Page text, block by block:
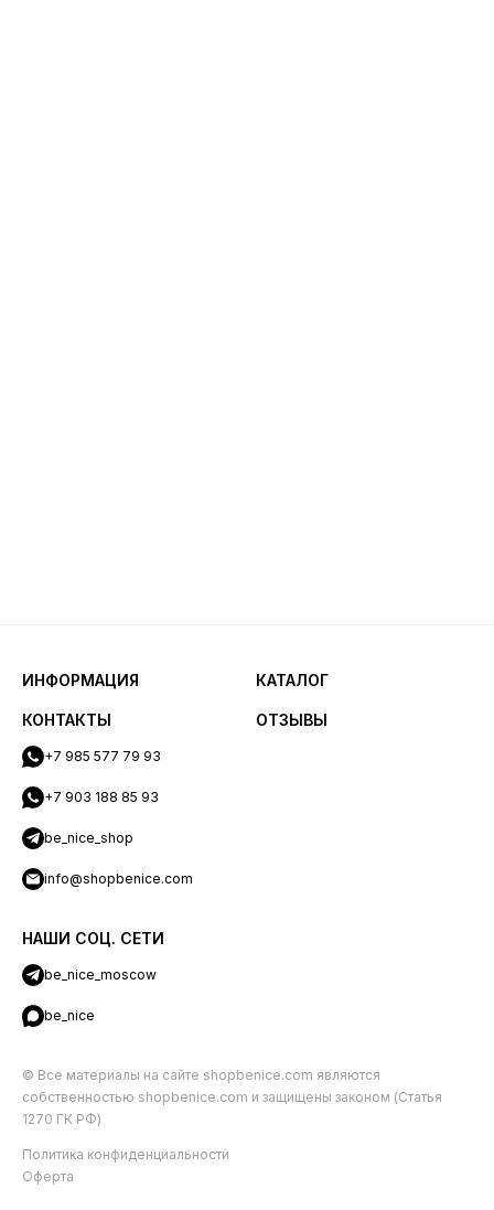
ИНФОРМАЦИЯ КАТАЛОГ
КОНТАКТЫ
+7 985 577 79 93
+7 903 188 85 93
be_nice_shop
info@shopbenice.com
НАШИ СОЦ. СЕТИ
be_nice_moscow
be_nice
ОТЗЫВЫ
© Все материалы на сайте shopbenice.com являются
собственностью shopbenice.com и защищены законом (Статья
1270 ГК РФ)
Политика конфиденциальности
Оферта